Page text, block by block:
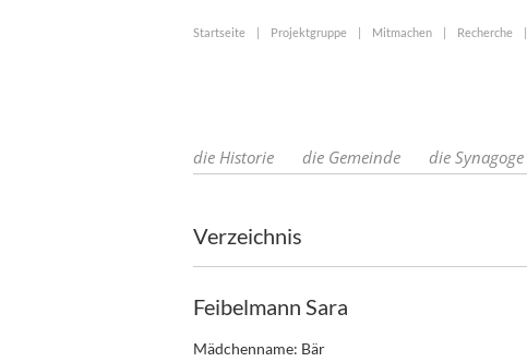
Startseite | Projektgruppe | Mitmachen | Recherche |
die Historie die Gemeinde die Synagoge
Verzeichnis
Feibelmann Sara
Mädchenname: Bär